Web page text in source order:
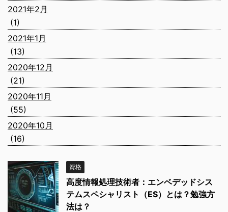
2021年2月
(1)
2021年1月
(13)
2020年12月
(21)
2020年11月
(55)
2020年10月
(16)
資格
高度情報処理技術者：エンベデッドシス
テムスペシャリスト（ES）とは？勉強方
法は？